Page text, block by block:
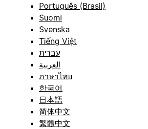
Português (Brasil)
Suomi
Svenska
Tiếng Việt
עברית
العربية
ภาษาไทย
한국어
日本語
简体中文
繁體中文